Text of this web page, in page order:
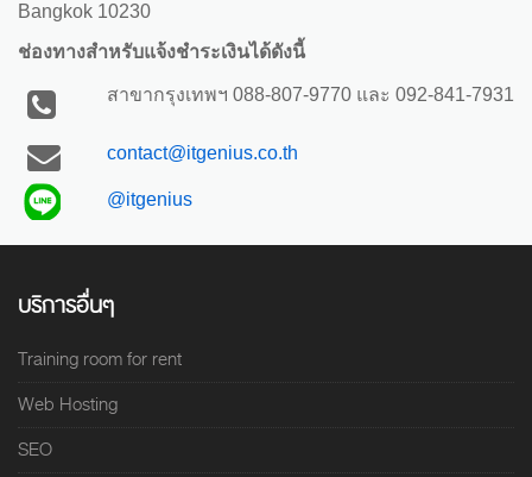
Bangkok 10230
ช่องทางสำหรับแจ้งชำระเงินได้ดังนี้
สาขากรุงเทพฯ 088-807-9770 และ 092-841-7931
contact@itgenius.co.th
@itgenius
บริการอื่นๆ
Training room for rent
Web Hosting
SEO